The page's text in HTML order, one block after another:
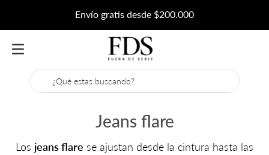
Envío gratis desde $200.000
¿Qué estas buscando?
Jeans flare
Los jeans flare se ajustan desde la cintura hasta las